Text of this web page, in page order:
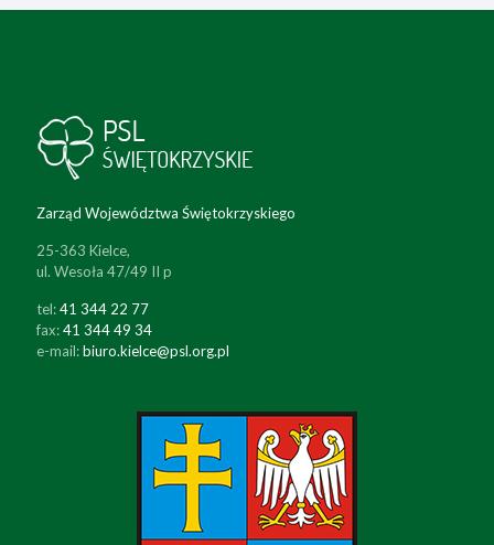
Zarząd Województwa Świętokrzyskiego
25-363 Kielce,
ul. Wesoła 47/49 II p
tel:41 344 22 77
fax:41 344 49 34
e-mail:biuro.kielce@psl.org.pl